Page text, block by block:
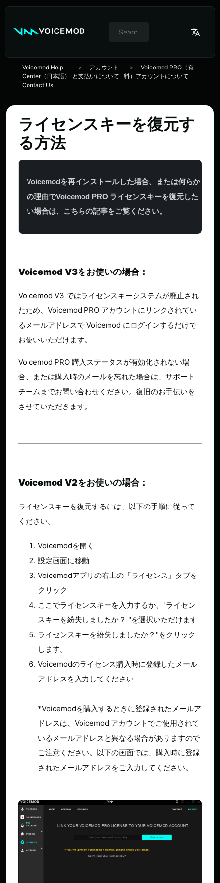
Voicemod Help
Center（日本語）
アカウント
と支払いについて
Voicemod PRO（有
料）アカウントについて
Contact Us
ライセンスキーを復元す
る方法
Voicemodを再インストールした場合、または何らか
の理由でVoicemod PRO ライセンスキーを復元した
い場合は、こちらの記事をご覧ください。
Voicemod V3をお使いの場合：
Voicemod V3 ではライセンスキーシステムが廃止され
たため、Voicemod PRO アカウントにリンクされてい
るメールアドレスで Voicemod にログインするだけで
お使いいただけます。
Voicemod PRO 購入ステータスが有効化されない場
合、または購入時のメールを忘れた場合は、サポート
チームまでお問い合わせください。復旧のお手伝いを
させていただきます。
Voicemod V2をお使いの場合：
ライセンスキーを復元するには、以下の手順に従って
ください。
Voicemodを開く
設定画面に移動
Voicemodアプリの右上の「ライセンス」タブを
クリック
ここでライセンスキーを入力するか、"ライセン
スキーを紛失しましたか？ "を選択いただけます
ライセンスキーを紛失しましたか？"をクリック
します。
Voicemodのライセンス購入時に登録したメール
アドレスを入力してください
*Voicemodを購入するときに登録されたメールア
ドレスは、Voicemod アカウントでご使用されて
いるメールアドレスと異なる場合がありますので
ご注意ください。以下の画面では、購入時に登録
されたメールアドレスをご入力してください。